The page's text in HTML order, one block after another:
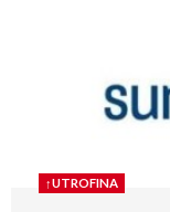
↑UTROFINA